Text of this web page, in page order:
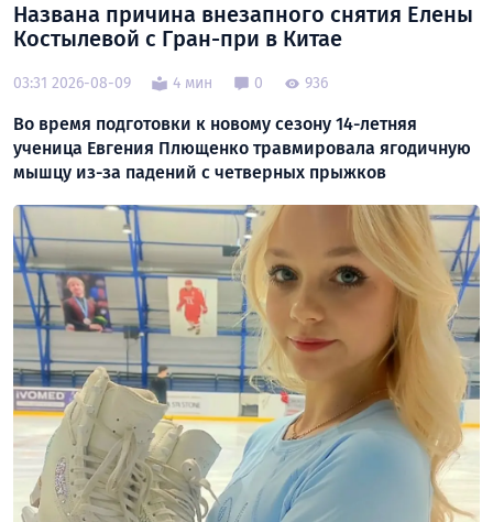
Названа причина внезапного снятия Елены
Костылевой с Гран-при в Китае
03:31 2026-08-09 4 мин 0 936
Во время подготовки к новому сезону 14-летняя
ученица Евгения Плющенко травмировала ягодичную
мышцу из-за падений с четверных прыжков